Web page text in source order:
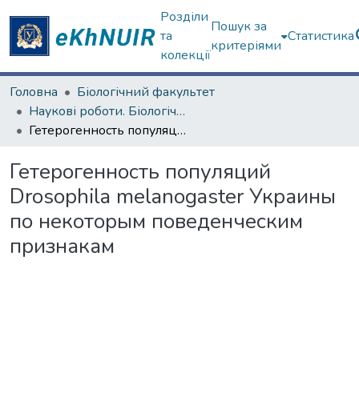
Розділи
та
колекції
Пошук за
критеріями
Статистика
Головна
Біологічний факультет
Наукові роботи. Біологічний факультет
Гетерогенность популяций Drosophila melanogaster Украины по некоторым поведенческим признакам
Гетерогенность популяций
Drosophila melanogaster Украины
по некоторым поведенческим
признакам